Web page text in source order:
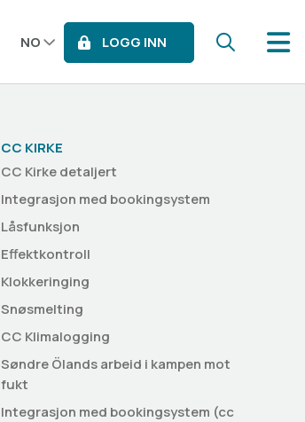
NO LOGG INN
CC KIRKE
CC Kirke detaljert
Integrasjon med bookingsystem
Låsfunksjon
Effektkontroll
Klokkeringing
Snøsmelting
CC Klimalogging
Søndre Ölands arbeid i kampen mot
fukt
Integrasjon med bookingsystem (cc